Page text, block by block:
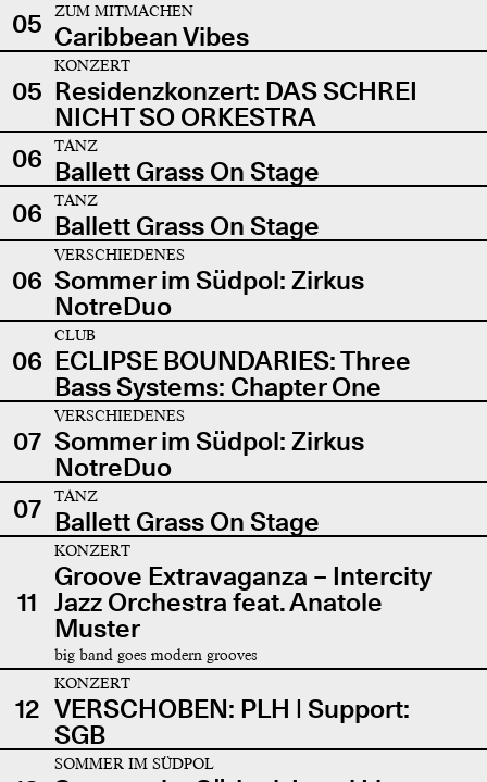
05
ZUM MITMACHEN
Caribbean Vibes
05
KONZERT
Residenzkonzert: DAS SCHREI
NICHT SO ORKESTRA
06
TANZ
Ballett Grass On Stage
06
TANZ
Ballett Grass On Stage
06
VERSCHIEDENES
Sommer im Südpol: Zirkus
NotreDuo
06
CLUB
ECLIPSE BOUNDARIES: Three
Bass Systems: Chapter One
07
VERSCHIEDENES
Sommer im Südpol: Zirkus
NotreDuo
07
TANZ
Ballett Grass On Stage
11
KONZERT
Groove Extravaganza – Intercity
Jazz Orchestra feat. Anatole
Muster
big band goes modern grooves
12
KONZERT
VERSCHOBEN: PLH | Support:
SGB
SOMMER IM SÜDPOL